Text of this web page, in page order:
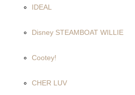
IDEAL
Disney STEAMBOAT WILLIE
Cootey!
CHER LUV